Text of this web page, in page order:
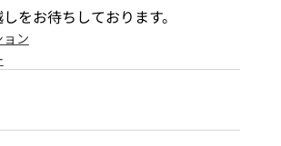
をお待ちしております。
ン